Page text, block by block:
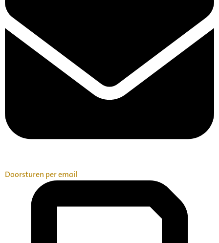
Doorsturen per email